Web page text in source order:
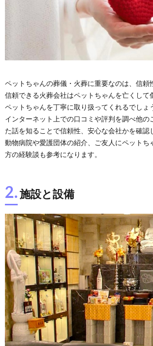
ペットちゃんの葬儀・火葬に重要なのは、信頼
信頼できる火葬会社はペットちゃんを亡くして
ペットちゃんを丁寧に取り扱ってくれるでしょ
インターネット上での口コミや評判を調べ他の
た話を知ることで信頼性、安心な会社かを確認
動物病院や愛護団体の紹介、ご友人にペットち
方の経験談も参考になります。
2.施設と設備